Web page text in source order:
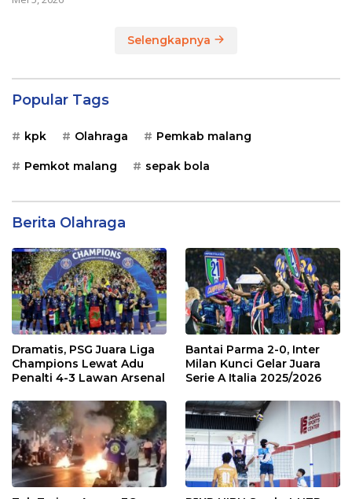
Selengkapnya
Popular Tags
kpk Olahraga Pemkab malang
Pemkot malang sepak bola
Berita Olahraga
Dramatis, PSG Juara Liga
Champions Lewat Adu
Penalti 4-3 Lawan Arsenal
Bantai Parma 2-0, Inter
Milan Kunci Gelar Juara
Serie A Italia 2025/2026